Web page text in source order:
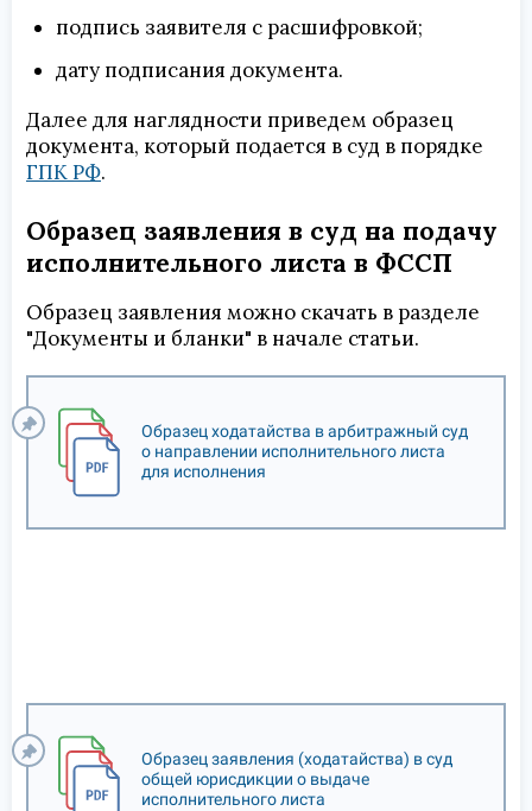
подпись заявителя с расшифровкой;
дату подписания документа.
Далее для наглядности приведем образец
документа, который подается в суд в порядке
ГПК РФ.
Образец заявления в суд на подачу
исполнительного листа в ФССП
Образец заявления можно скачать в разделе
"Документы и бланки" в начале статьи.
Образец ходатайства в арбитражный суд
о направлении исполнительного листа
для исполнения
Образец заявления (ходатайства) в суд
общей юрисдикции о выдаче
исполнительного листа